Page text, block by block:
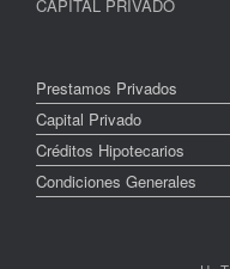
CAPITAL PRIVADO
Prestamos Privados
Capital Privado
Créditos Hipotecarios
Condiciones Generales